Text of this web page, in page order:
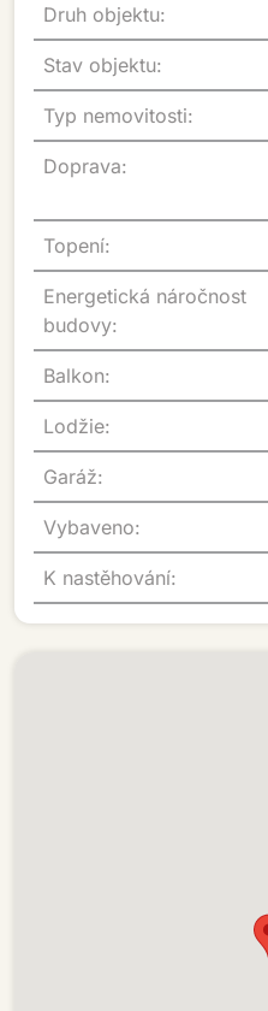
Druh objektu:
Stav objektu:
Typ nemovitosti:
Doprava:
Topení:
Energetická náročnost
budovy:
Balkon:
Lodžie:
Garáž:
Vybaveno:
K nastěhování: